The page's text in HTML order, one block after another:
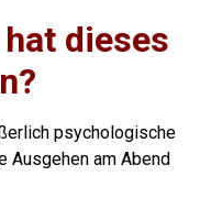
dieses
psychologische
Ausgehen am Abend